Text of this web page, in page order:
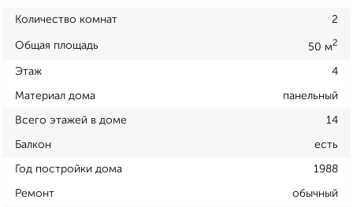
Количество комнат 2
Общая площадь 50 м2
Этаж 4
Материал дома панельный
Всего этажей в доме 14
Балкон есть
Год постройки дома 1988
Ремонт обычный